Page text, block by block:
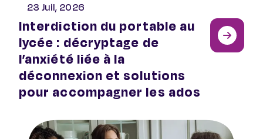
23 Juil, 2026
Interdiction du portable au
lycée : décryptage de
l’anxiété liée à la
déconnexion et solutions
pour accompagner les ados
Rapport de l’OCDE : les PSSM, leviers d’avenir pour